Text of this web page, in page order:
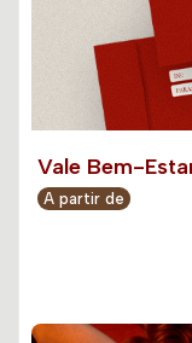
Vale Bem-
A partir de